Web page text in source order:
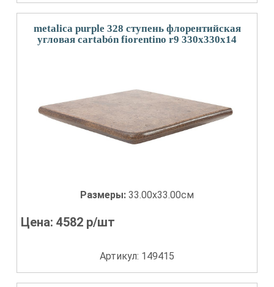
metalica purple 328 ступень флорентийская
угловая cartabón fiorentino r9 330x330x14
Размеры: 33.00x33.00см
Цена:4582 р/шт
Артикул: 149415